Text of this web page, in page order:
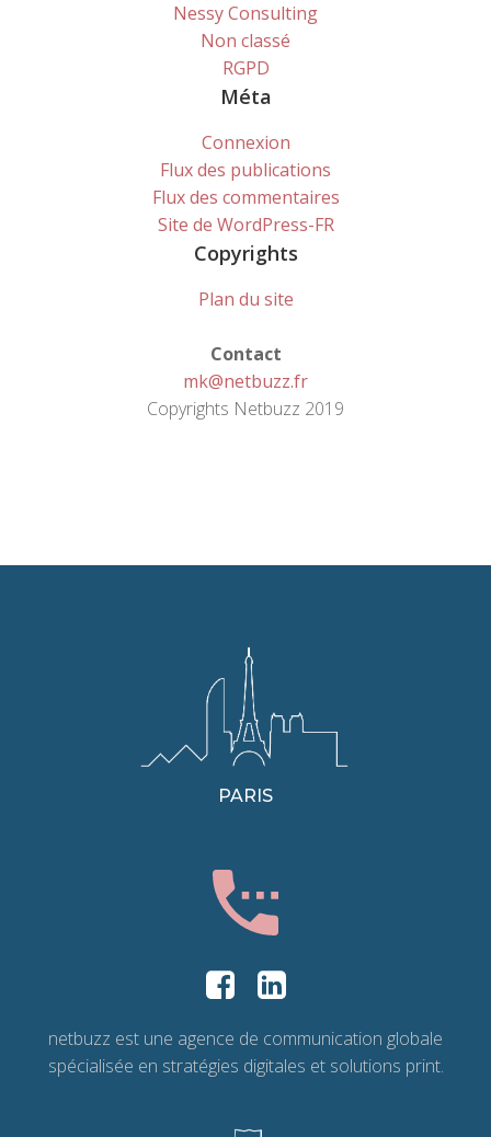
Nessy Consulting
Non classé
RGPD
Méta
Connexion
Flux des publications
Flux des commentaires
Site de WordPress-FR
Copyrights
Plan du site
Contact
mk@netbuzz.fr
Copyrights Netbuzz 2019
PARIS
netbuzz est une agence de communication globale
spécialisée en stratégies digitales et solutions print.